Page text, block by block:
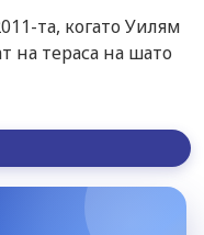
та, когато Уилям
на тераса на шато